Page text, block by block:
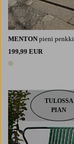
MENTON pieni penkki
199,99 EUR
1 väri
TULOSSA
PIAN